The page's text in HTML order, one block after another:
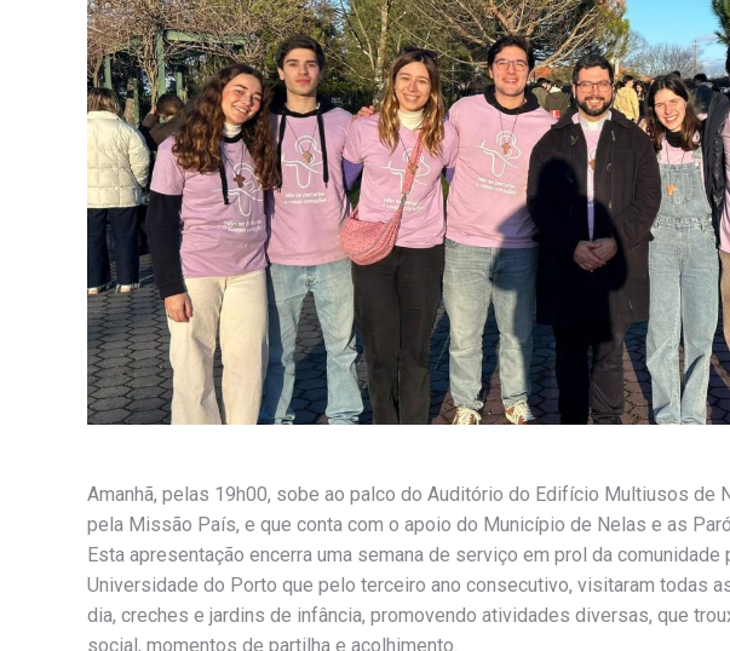
Amanhã, pelas 19h00, sobe ao palco do Auditório do Edifício Multiusos de
pela Missão País, e que conta com o apoio do Município de Nelas e as
Esta apresentação encerra uma semana de serviço em prol da
Universidade do Porto que pelo terceiro ano consecutivo, visitaram todas
dia, creches e jardins de infância, promovendo atividades diversas, que
social, momentos de partilha e acolhimento.